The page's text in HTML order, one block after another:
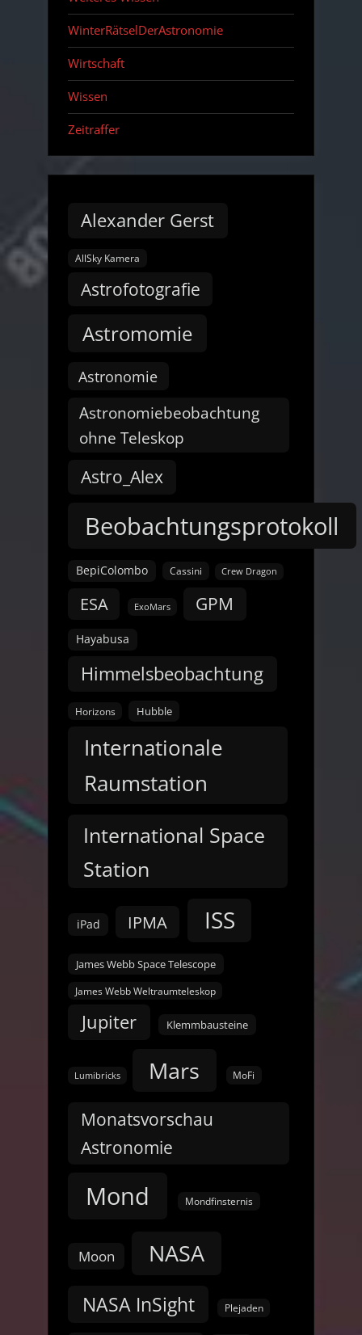
WinterRätselDerAstronomie
Wirtschaft
Wissen
Zeitraffer
Alexander Gerst
AllSky Kamera
Astrofotografie
Astromomie
Astronomie
Astronomiebeobachtung
ohne Teleskop
Astro_Alex
Beobachtungsprotokoll
BepiColombo Cassini Crew Dragon
ESA ExoMars GPM
Hayabusa
Himmelsbeobachtung
Horizons Hubble
Internationale
Raumstation
International Space
Station
iPad IPMA ISS
James Webb Space Telescope
James Webb Weltraumteleskop
Jupiter Klemmbausteine
Lumibricks Mars MoFi
Monatsvorschau
Astronomie
Mond Mondfinsternis
Moon NASA
NASA InSight Plejaden